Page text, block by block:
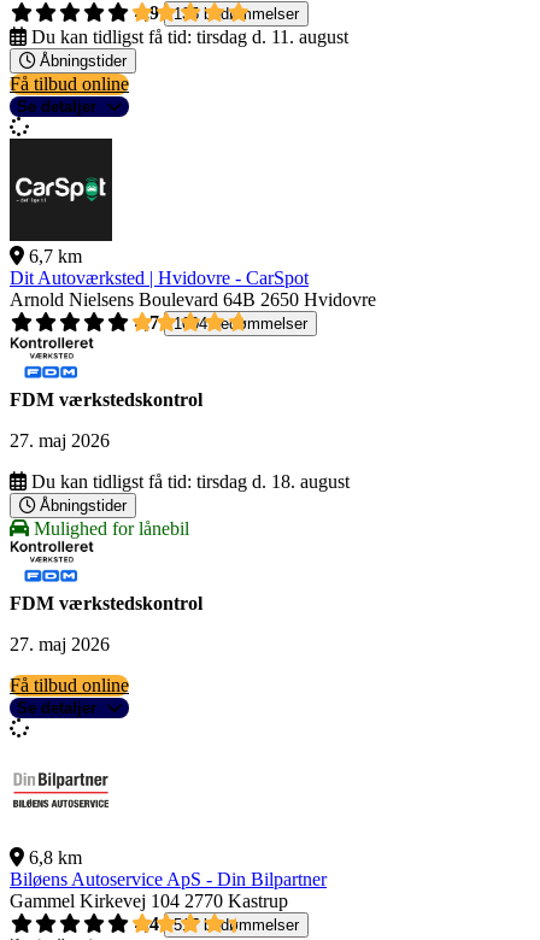
4,9
135 bedømmelser
Du kan tidligst få tid: tirsdag d. 11. august
Åbningstider
Få tilbud online
Se detaljer
6,7 km
Dit Autoværksted | Hvidovre - CarSpot
Arnold Nielsens Boulevard 64B 2650 Hvidovre
4,7
1004 bedømmelser
FDM værkstedskontrol
27. maj 2026
Du kan tidligst få tid: tirsdag d. 18. august
Åbningstider
Mulighed for lånebil
FDM værkstedskontrol
27. maj 2026
Få tilbud online
Se detaljer
6,8 km
Biløens Autoservice ApS - Din Bilpartner
Gammel Kirkevej 104 2770 Kastrup
4,4
517 bedømmelser